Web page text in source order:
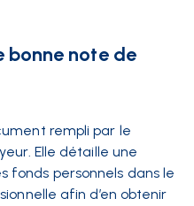
bonne note de
rempli par le
Elle détaille une
personnels dans le
afin d’en obtenir